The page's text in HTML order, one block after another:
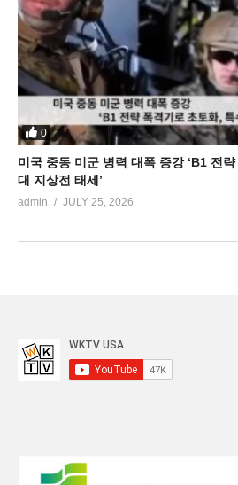
0
미국 중동 미군 병력 대폭 증강 ‘B1 전
대 지상전 태세’
admin JULY 25, 2026